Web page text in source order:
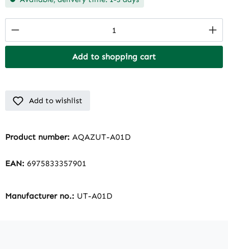
Product Quantity: Enter the desired
Add to shopping cart
Add to wishlist
Product number: AQAZUT-A01D
EAN: 6975833357901
Manufacturer no.: UT-A01D